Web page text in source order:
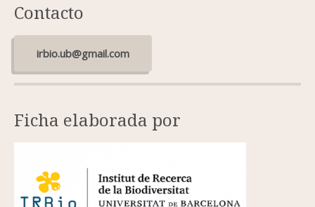
Contacto
irbio.ub@gmail.com
Ficha elaborada por